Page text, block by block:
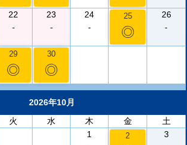
22
-
23
-
24
-
25
◎
26
-
29
◎
30
◎
2026年10月
火 水 木 金
土
1
2
3